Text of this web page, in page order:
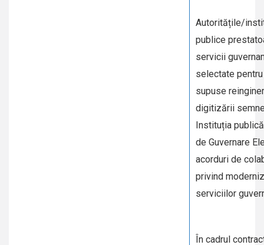
Autoritățile/
publice
servicii
selectate
supuse
digitizării
Instituția
de Guvernare
acorduri de
privind
serviciilor
În cadrul